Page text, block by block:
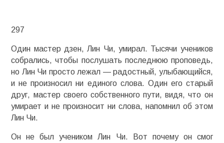
297
Один мастер дзен, Лин Чи, умирал. Тысячи учеников
собрались, чтобы послушать последнюю проповедь,
но Лин Чи просто лежал — радостный, улыбающийся,
и не произносил ни единого слова. Один его старый
друг, мастер своего собственного пути, видя, что он
умирает и не произносит ни слова, напомнил об этом
Лин Чи.
Он не был учеником Лин Чи. Вот почему он смог